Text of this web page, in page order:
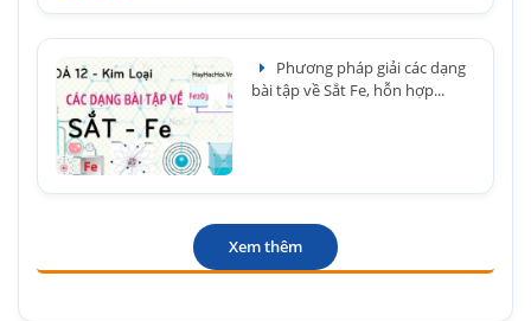
Phương pháp giải các dạng
bài tập về Sắt Fe, hỗn hợp...
Xem thêm